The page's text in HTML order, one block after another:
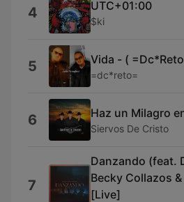
4 UTC+01:00
$ki
5 Vida - (
=dc*reto=
6 Haz un Milagro
Siervos De Cristo
7
Danzando (feat.
Becky Collazos
[Live]